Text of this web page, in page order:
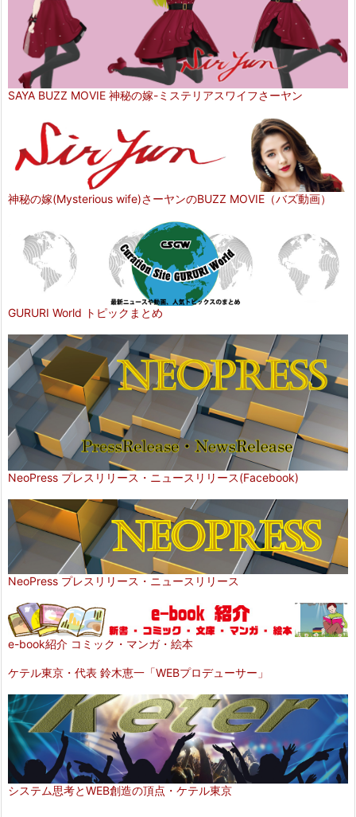
SAYA BUZZ MOVIE 神秘の嫁-ミステリアスワイフさーヤン
神秘の嫁(Mysterious wife)さーヤンのBUZZ MOVIE（バズ動画）
GURURI World トピックまとめ
NeoPress プレスリリース・ニュースリリース(Facebook)
NeoPress プレスリリース・ニュースリリース
e-book紹介 コミック・マンガ・絵本
ケテル東京・代表 鈴木恵一「WEBプロデューサー」
システム思考とWEB創造の頂点・ケテル東京